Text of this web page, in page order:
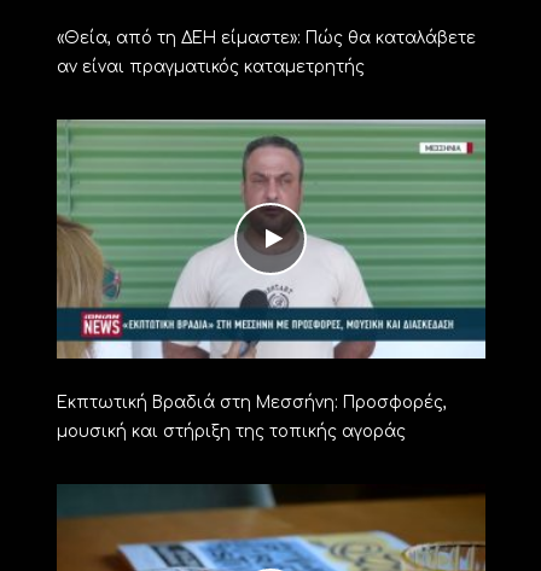
«Θεία, από τη ΔΕΗ είμαστε»: Πώς θα καταλάβετε
αν είναι πραγματικός καταμετρητής
Εκπτωτική Βραδιά στη Μεσσήνη: Προσφορές,
μουσική και στήριξη της τοπικής αγοράς